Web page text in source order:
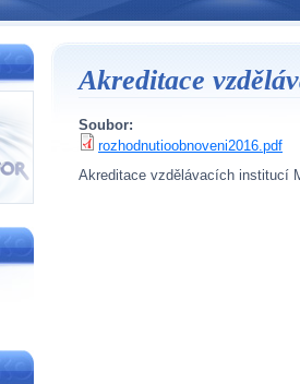
Akreditace
Soubor:
rozhodnutioobnoveni2016.pdf
Akreditace vzdělávacích institucí